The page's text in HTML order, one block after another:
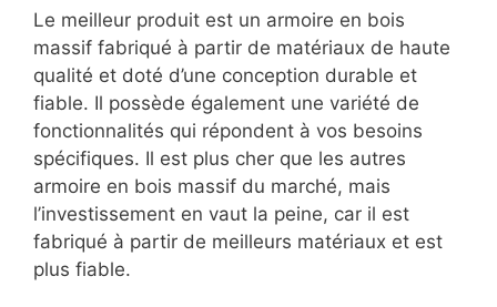
Le meilleur produit est un armoire en bois
massif fabriqué à partir de matériaux de haute
qualité et doté d’une conception durable et
fiable. Il possède également une variété de
fonctionnalités qui répondent à vos besoins
spécifiques. Il est plus cher que les autres
armoire en bois massif du marché, mais
l’investissement en vaut la peine, car il est
fabriqué à partir de meilleurs matériaux et est
plus fiable.